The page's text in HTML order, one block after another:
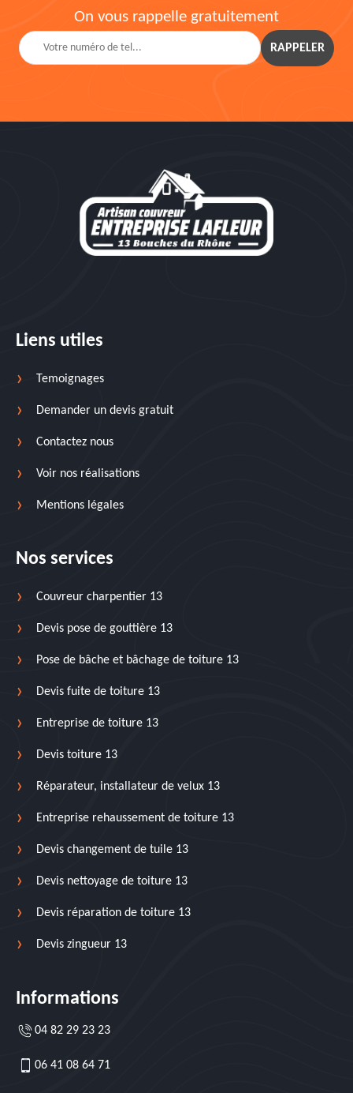
On vous rappelle gratuitement
Liens utiles
Temoignages
Demander un devis gratuit
Contactez nous
Voir nos réalisations
Mentions légales
Nos services
Couvreur charpentier 13
Devis pose de gouttière 13
Pose de bâche et bâchage de toiture 13
Devis fuite de toiture 13
Entreprise de toiture 13
Devis toiture 13
Réparateur, installateur de velux 13
Entreprise rehaussement de toiture 13
Devis changement de tuile 13
Devis nettoyage de toiture 13
Devis réparation de toiture 13
Devis zingueur 13
Informations
04 82 29 23 23
06 41 08 64 71